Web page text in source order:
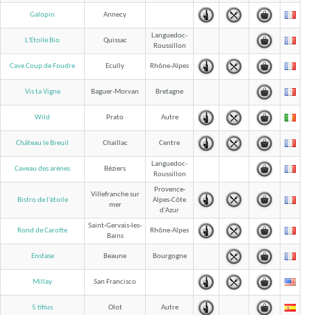
Galopin Annecy
L'Etoile Bio Quissac
Languedoc-
Roussillon
Cave Coup de Foudre Ecully Rhône-Alpes
Vis ta Vigne Baguer-Morvan Bretagne
Wild Prato Autre
Château le Breuil Chaillac Centre
Caveau des arènes Béziers
Languedoc-
Roussillon
Bistro de l'étoile
Villefranche sur
mer
Provence-
Alpes-Côte
d'Azur
Rond de Carotte
Saint-Gervais-les-
Bains
Rhône-Alpes
Enstase Beaune Bourgogne
Millay San Francisco
5 titius Olot Autre